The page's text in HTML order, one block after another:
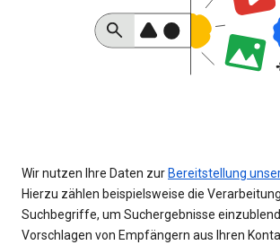
Wir nutzen Ihre Daten zur Bereitstellung
Hierzu zählen beispielsweise die
Suchbegriffe, um Suchergebnisse
Vorschlagen von Empfängern aus Ihren